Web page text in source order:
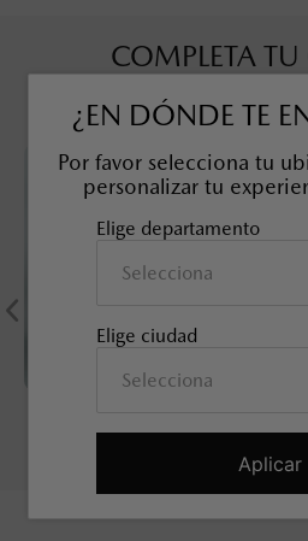
¿EN DÓNDE TE
Por favor selecciona tu
personalizar tu
Elige departamento
Elige ciudad
Aplicar
COMPLETA
SEGURIDAD, 21 mm